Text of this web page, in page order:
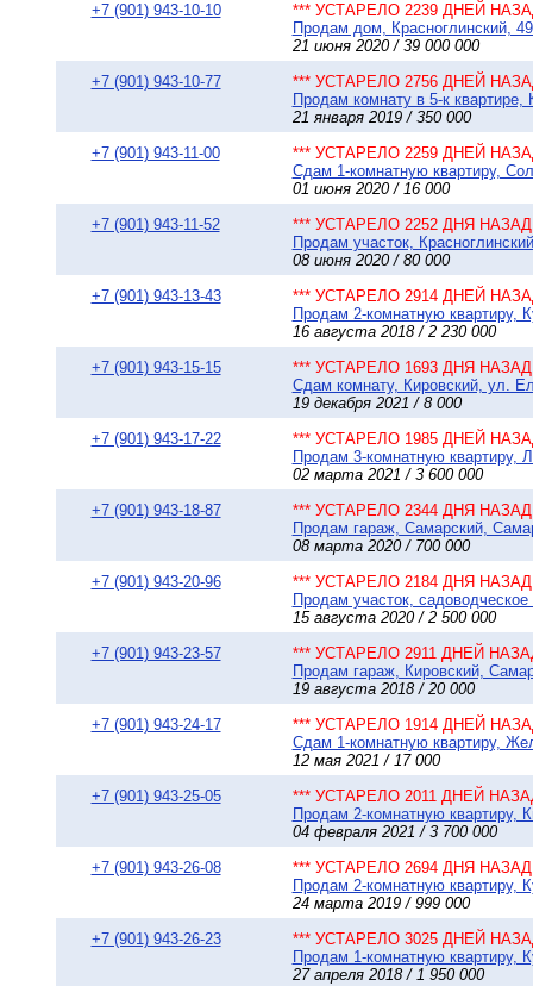
+7 (901) 943-10-10
*** УСТАРЕЛО 2239 ДНЕЙ
Продам дом, Красноглинский,
21 июня 2020 / 39 000 000
+7 (901) 943-10-77
*** УСТАРЕЛО 2756 ДНЕЙ
Продам комнату в 5-к
21 января 2019 / 350 000
+7 (901) 943-11-00
*** УСТАРЕЛО 2259 ДНЕЙ
Сдам 1-комнатную квартиру,
01 июня 2020 / 16 000
+7 (901) 943-11-52
*** УСТАРЕЛО 2252 ДНЯ НАЗАД
Продам участок,
08 июня 2020 / 80 000
+7 (901) 943-13-43
*** УСТАРЕЛО 2914 ДНЕЙ
Продам 2-комнатную квартиру,
16 августа 2018 / 2 230 000
+7 (901) 943-15-15
*** УСТАРЕЛО 1693 ДНЯ НАЗАД
Сдам комнату, Кировский, ул.
19 декабря 2021 / 8 000
+7 (901) 943-17-22
*** УСТАРЕЛО 1985 ДНЕЙ
Продам 3-комнатную квартиру,
02 марта 2021 / 3 600 000
+7 (901) 943-18-87
*** УСТАРЕЛО 2344 ДНЯ НАЗАД
Продам гараж, Самарский,
08 марта 2020 / 700 000
+7 (901) 943-20-96
*** УСТАРЕЛО 2184 ДНЯ НАЗАД
Продам участок,
15 августа 2020 / 2 500 000
+7 (901) 943-23-57
*** УСТАРЕЛО 2911 ДНЕЙ
Продам гараж, Кировский,
19 августа 2018 / 20 000
+7 (901) 943-24-17
*** УСТАРЕЛО 1914 ДНЕЙ
Сдам 1-комнатную квартиру,
12 мая 2021 / 17 000
+7 (901) 943-25-05
*** УСТАРЕЛО 2011 ДНЕЙ
Продам 2-комнатную квартиру,
04 февраля 2021 / 3 700 000
+7 (901) 943-26-08
*** УСТАРЕЛО 2694 ДНЯ НАЗАД
Продам 2-комнатную квартиру,
24 марта 2019 / 999 000
+7 (901) 943-26-23
*** УСТАРЕЛО 3025 ДНЕЙ
Продам 1-комнатную квартиру,
27 апреля 2018 / 1 950 000